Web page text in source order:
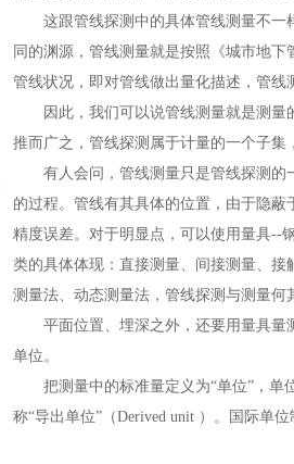
这跟管线探测中的具体管线测量不一
同的渊源，管线测量就是按照《城市地下
管线状况，即对管线做出量化描述，管线
因此，我们可以说管线测量就是测量
推而广之，管线探测属于计量的一个子集
有人会问，管线测量只是管线探测的
的过程。管线有其具体的位置，由于隐
精度误差。对于明显点，可以使用量具--
类的具体体现：直接测量、间接测量、
测量法、动态测量法，管线探测与测量何
平面位置、埋深之外，还要用量具量
单位。
把测量中的标准量定义为“单位”，单位
称“导出单位”（Derived unit ）。国际单位